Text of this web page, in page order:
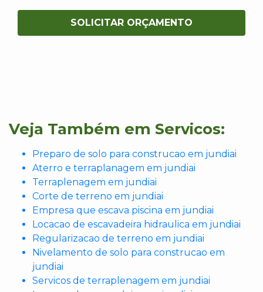
SOLICITAR ORÇAMENTO
Veja Também em Servicos:
Preparo de solo para construcao em jundiai
Aterro e terraplanagem em jundiai
Terraplenagem em jundiai
Corte de terreno em jundiai
Empresa que escava piscina em jundiai
Locacao de escavadeira hidraulica em jundiai
Regularizacao de terreno em jundiai
Nivelamento de solo para construcao em
jundiai
Servicos de terraplenagem em jundiai